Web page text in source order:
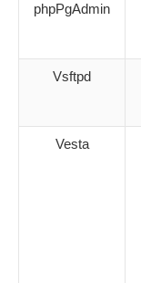
phpPgAdmin
Vsftpd
Vesta